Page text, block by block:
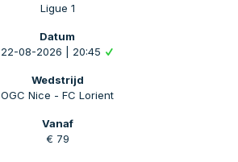
Ligue 1
22-08-2026 | 20:45
OGC Nice - FC Lorient
€ 79